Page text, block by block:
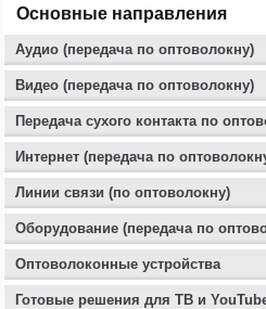
Основные направления
Аудио (передача по оптоволокну)
Видео (передача по оптоволокну)
Передача сухого контакта по
Интернет (передача по
Линии связи (по оптоволокну)
Оборудование (передача по
Оптоволоконные устройства
Готовые решения для ТВ и